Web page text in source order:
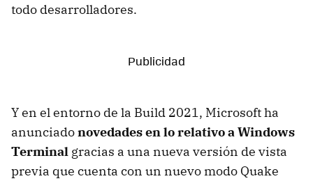
todo desarrolladores.
Y en el entorno de la Build 2021, Microsoft ha
anunciadonovedades en lo relativo a Windows
Terminal gracias a una nueva versión de vista
previa que cuenta con un nuevo modo Quake